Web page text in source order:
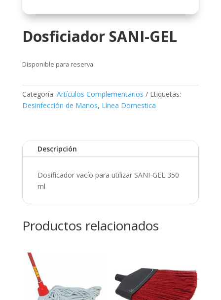
Dosficiador SANI-GEL
Disponible para reserva
Categoría: Artículos Complementarios
Etiquetas:
Desinfección de Manos, Línea Domestica
Descripción
Dosificador vacío para utilizar SANI-GEL 350
ml
Productos relacionados